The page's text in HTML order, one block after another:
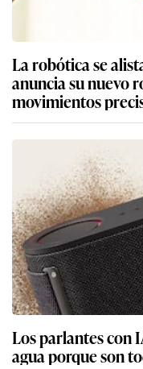
La robótica se
anuncia su nuevo
movimientos
Los parlantes con
agua porque son